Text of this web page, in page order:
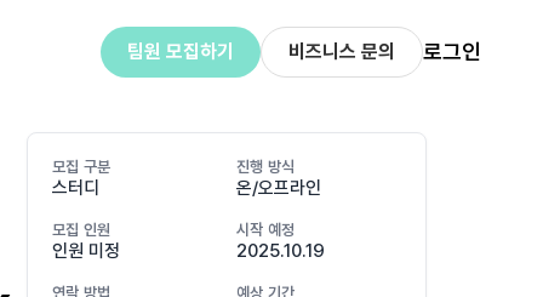
팀원 모집하기 비즈니스 문의 로그인
모집 구분
스터디
진행 방식
온/오프라인
모집 인원
인원 미정
시작 예정
2025.10.19
연락 방법 예상 기간